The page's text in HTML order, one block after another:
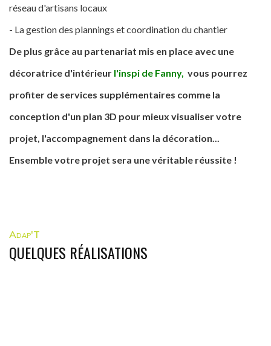
réseau d'artisans locaux
- La gestion des plannings et coordination du chantier
De plus grâce au partenariat mis en place avec une
décoratrice d'intérieur l'inspi de Fanny, vous pourrez
profiter de services supplémentaires comme la
conception d'un plan 3D pour mieux visualiser votre
projet, l'accompagnement dans la décoration...
Ensemble votre projet sera une véritable réussite !
Adap'T
QUELQUES RÉALISATIONS